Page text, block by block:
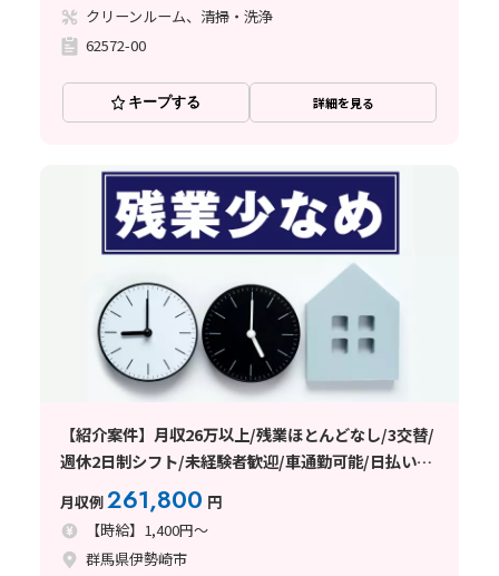
クリーンルーム、清掃・洗浄
62572-00
キープする 詳細を見る
【紹介案件】月収26万以上/残業ほとんどなし/3交替/
週休2日制シフト/未経験者歓迎/車通勤可能/日払い・
週払い制度あり
月収例261,800 円
【時給】1,400円～
群馬県伊勢崎市